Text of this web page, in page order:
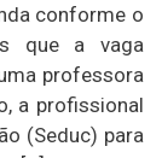
conforme o
que a vaga
professora
a profissional
(Seduc) para